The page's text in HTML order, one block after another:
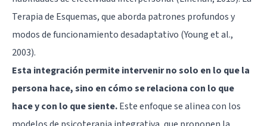
Terapia de Esquemas, que aborda patrones profundos y
modos de funcionamiento desadaptativo (Young et al.,
2003).
Esta integración permite intervenir no solo en lo que la
persona hace, sino en cómo se relaciona con lo que
hace y con lo que siente.Este enfoque se alinea con los